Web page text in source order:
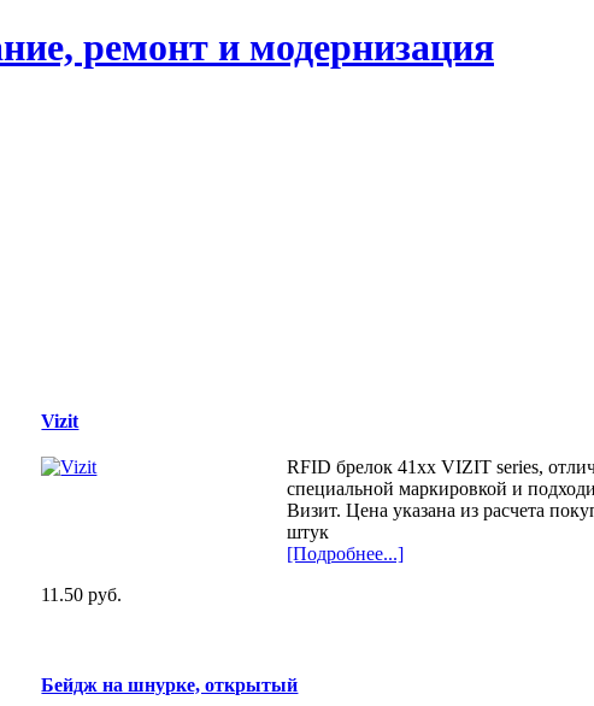
ремонт и модернизация
Vizit
RFID брелок 41xx VIZIT series,
специальной маркировкой и
Визит. Цена указана из расчета
штук
[Подробнее...]
11.50 руб.
Бейдж на шнурке, открытый